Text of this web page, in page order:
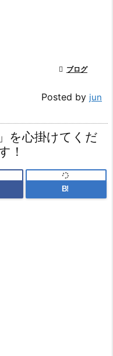
 ブログ
Posted by jun
を心掛けてくだ
！
B!